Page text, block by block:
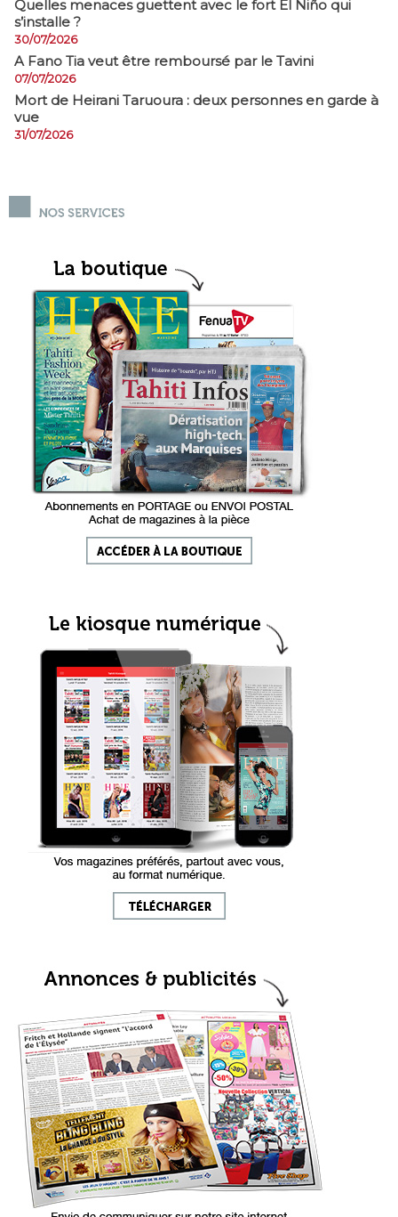
Quelles menaces guettent avec le fort El Niño qui
s’installe ?
30/07/2026
A Fano Tia veut être remboursé par le Tavini
07/07/2026
Mort de Heirani Taruoura : deux personnes en garde à
vue
31/07/2026